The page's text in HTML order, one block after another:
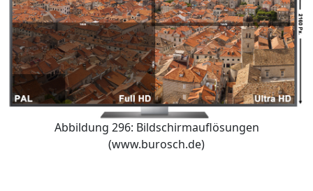
Abbildung 296: Bildschirmauflösungen
(www.burosch.de)